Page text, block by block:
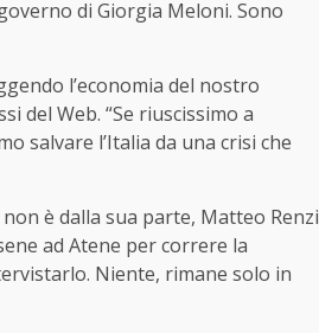
di Giorgia Meloni. Sono
l’economia del nostro
del Web. “Se riuscissimo a
salvare l’Italia da una crisi che
è dalla sua parte, Matteo Renzi
ad Atene per correre la
Niente, rimane solo in